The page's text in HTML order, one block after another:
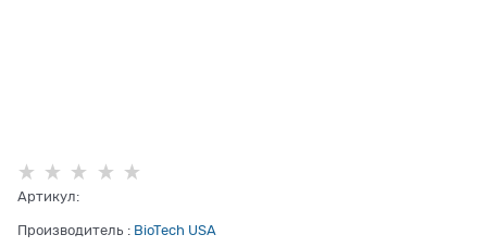
Артикул:
Производитель : BioTech USA